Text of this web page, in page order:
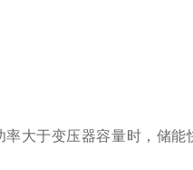
率大于变压器容量时，储